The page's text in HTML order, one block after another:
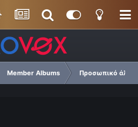
Member Albums Προσωπικό